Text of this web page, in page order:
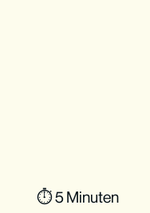
⏱ 5 Minuten